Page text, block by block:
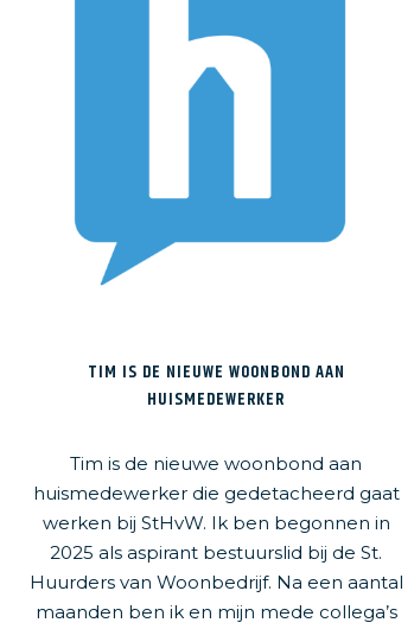
TIM IS DE NIEUWE WOONBOND AAN
HUISMEDEWERKER
Tim is de nieuwe woonbond aan
huismedewerker die gedetacheerd gaat
werken bij StHvW. Ik ben begonnen in
2025 als aspirant bestuurslid bij de St.
Huurders van Woonbedrijf. Na een aantal
maanden ben ik en mijn mede collega’s